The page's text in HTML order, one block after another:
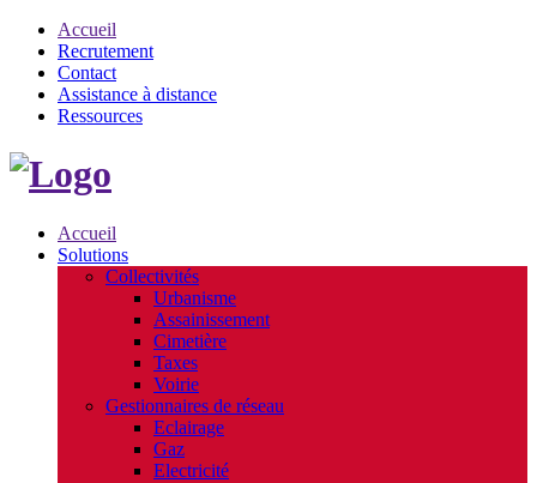
Accueil
Recrutement
Contact
Assistance à distance
Ressources
Accueil
Solutions
Collectivités
Urbanisme
Assainissement
Cimetière
Taxes
Voirie
Gestionnaires de réseau
Eclairage
Gaz
Electricité